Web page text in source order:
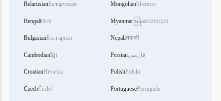
BelarusianБеларуская
Bengaliবাংলা
BulgarianБългарски
Cambodianខ្មែរ
CroatianHrvatski
CzechČeský
MongolianМонгол
Myanmar မြန်မာဘာသာ
Nepaliनेपाली
Persianفارسی
PolishPolski
PortuguesePortuguês